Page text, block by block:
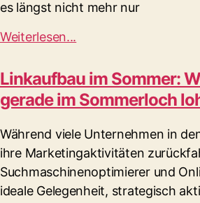
es längst nicht mehr nur
Weiterlesen...
Linkaufbau im Sommer:
gerade im Sommerloch
Während viele Unternehmen in
ihre Marketingaktivitäten
Suchmaschinenoptimierer und
ideale Gelegenheit, strategisch